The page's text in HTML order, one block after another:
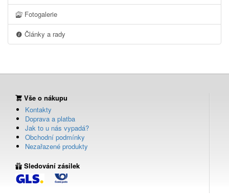
Fotogalerie
Články a rady
Vše o nákupu
Kontakty
Doprava a platba
Jak to u nás vypadá?
Obchodní podmínky
Nezařazené produkty
Sledování zásilek